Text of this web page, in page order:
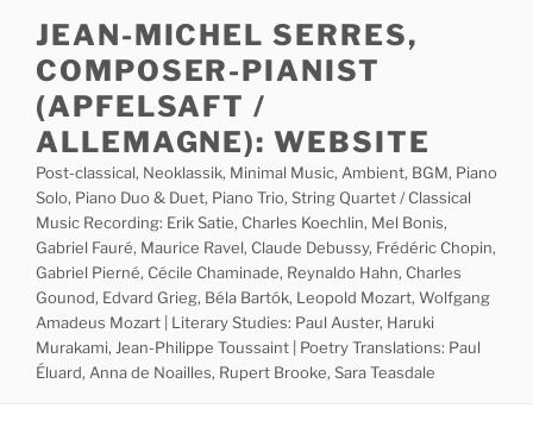
content
JEAN-MICHEL SERRES,
COMPOSER-PIANIST
(APFELSAFT /
ALLEMAGNE): WEBSITE
Post-classical, Neoklassik, Minimal Music, Ambient, BGM, Piano
Solo, Piano Duo & Duet, Piano Trio, String Quartet / Classical
Music Recording: Erik Satie, Charles Koechlin, Mel Bonis,
Gabriel Fauré, Maurice Ravel, Claude Debussy, Frédéric Chopin,
Gabriel Pierné, Cécile Chaminade, Reynaldo Hahn, Charles
Gounod, Edvard Grieg, Béla Bartók, Leopold Mozart, Wolfgang
Amadeus Mozart | Literary Studies: Paul Auster, Haruki
Murakami, Jean-Philippe Toussaint | Poetry Translations: Paul
Éluard, Anna de Noailles, Rupert Brooke, Sara Teasdale